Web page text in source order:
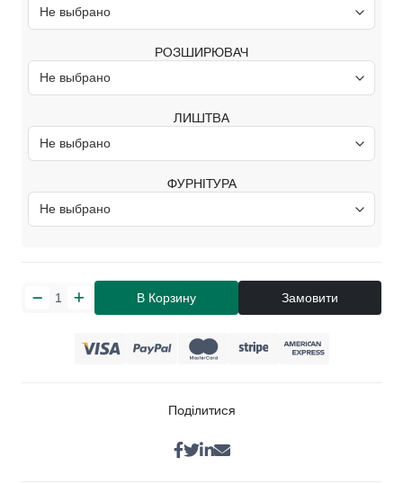
РОЗШИРЮВАЧ
ЛИШТВА
ФУРНІТУРА
В Корзину Замовити
Поділитися